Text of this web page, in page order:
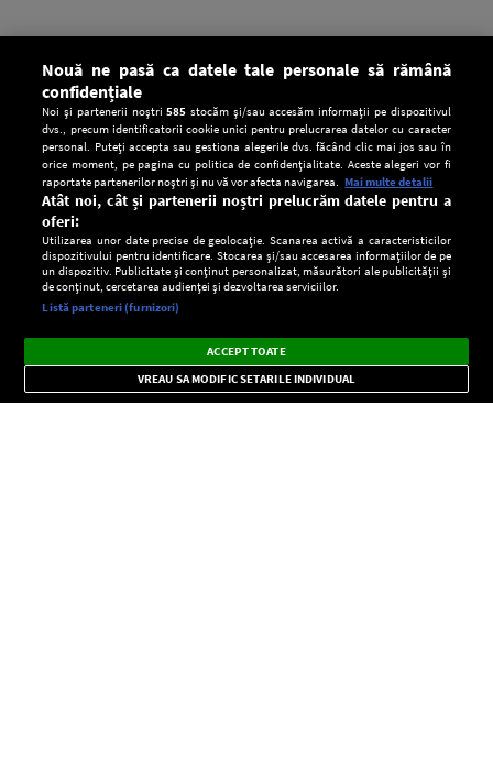
CONFIDENŢIALITATE
Setări:
Dark
Mode
Radio live, podcasturi, știri și alerte
importante.
×
Nouă ne pasă ca datele tale personale să rămână
confidențiale
Noi și partenerii noștri585 stocăm și/sau accesăm informații pe dispozitivul
dvs., precum identificatorii cookie unici pentru prelucrarea datelor cu caracter
personal. Puteți accepta sau gestiona alegerile dvs. făcând clic mai jos sau în
orice moment, pe pagina cu politica de confidențialitate. Aceste alegeri vor fi
raportate partenerilor noștri și nu vă vor afecta navigarea. Mai multe detalii
Atât noi, cât și partenerii noștri prelucrăm datele pentru a
oferi:
Utilizarea unor date precise de geolocație. Scanarea activă a caracteristicilor
dispozitivului pentru identificare. Stocarea și/sau accesarea informațiilor de pe
un dispozitiv. Publicitate și conținut personalizat, măsurători ale publicității și
de conținut, cercetarea audienței și dezvoltarea serviciilor.
Listă parteneri (furnizori)
ACCEPT TOATE
VREAU SA MODIFIC SETARILE INDIVIDUAL